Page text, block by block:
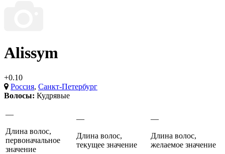
Alissym
+0.10
Россия, Санкт-Петербург
Волосы: Кудрявые
—
Длина волос,
первоначальное
значение
—
Длина волос,
текущее значение
—
Длина волос,
желаемое значение